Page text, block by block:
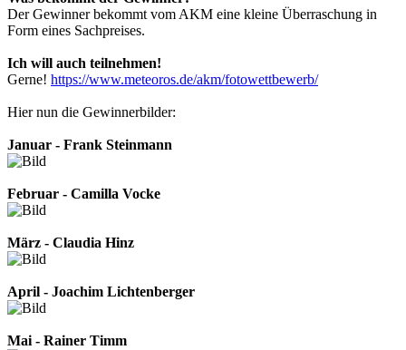
Der Gewinner bekommt vom AKM eine kleine Überraschung in
Form eines Sachpreises.
Ich will auch teilnehmen!
Gerne! https://www.meteoros.de/akm/fotowettbewerb/
Hier nun die Gewinnerbilder:
Januar - Frank Steinmann
Februar - Camilla Vocke
März - Claudia Hinz
April - Joachim Lichtenberger
Mai - Rainer Timm